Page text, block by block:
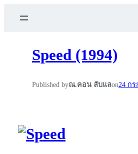
Speed (1994)
Published byณ.คอน ลับแลon24 ก